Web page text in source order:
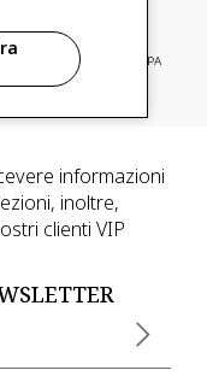
IN TUTTA EUROPA
informazioni
inoltre,
clienti VIP